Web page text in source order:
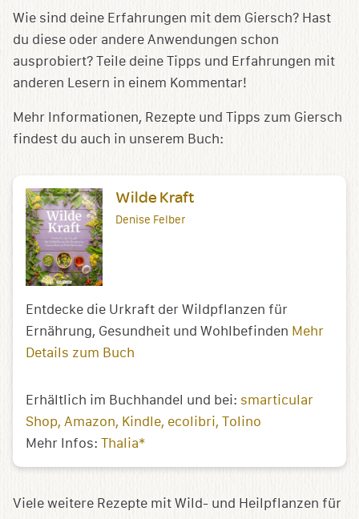
Wie sind deine Erfahrungen mit dem Giersch? Hast
du diese oder andere Anwendungen schon
ausprobiert? Teile deine Tipps und Erfahrungen mit
anderen Lesern in einem Kommentar!
Mehr Informationen, Rezepte und Tipps zum Giersch
findest du auch in unserem Buch:
Wilde Kraft
Denise Felber
Entdecke die Urkraft der Wildpflanzen für
Ernährung, Gesundheit und Wohlbefinden Mehr
Details zum Buch
Erhältlich im Buchhandel und bei: smarticular
Shop Amazon Kindle ecolibri Tolino
Mehr Infos: Thalia*
Viele weitere Rezepte mit Wild- und Heilpflanzen für